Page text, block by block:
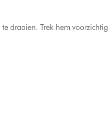
draaien. Trek hem voorzichtig